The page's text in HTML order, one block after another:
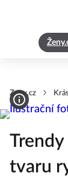
Zeny.cz
tvaru